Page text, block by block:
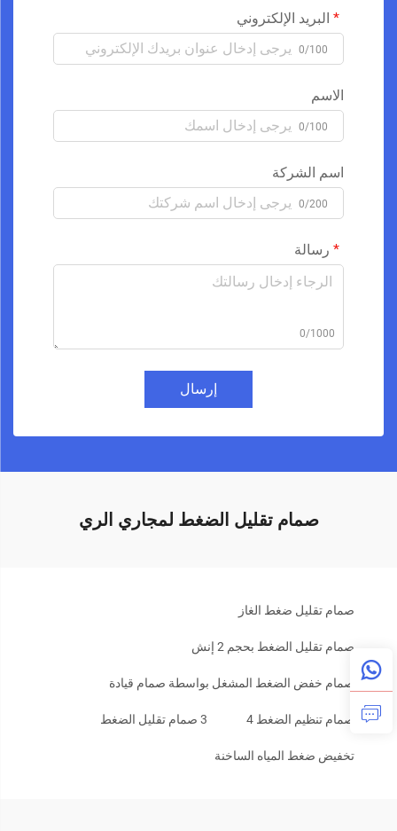
البريد الإلكتروني
0/100
الاسم
0/100
اسم الشركة
0/200
رسالة
0/1000
إرسال
صمام تقليل الضغط لمجاري الري
صمام تقليل ضغط الغاز
صمام تقليل الضغط بحجم 2 إنش
صمام خفض الضغط المشغل بواسطة صمام قيادة
صمام تنظيم الضغط 4 3 صمام تقليل الضغط
تخفيض ضغط المياه الساخنة